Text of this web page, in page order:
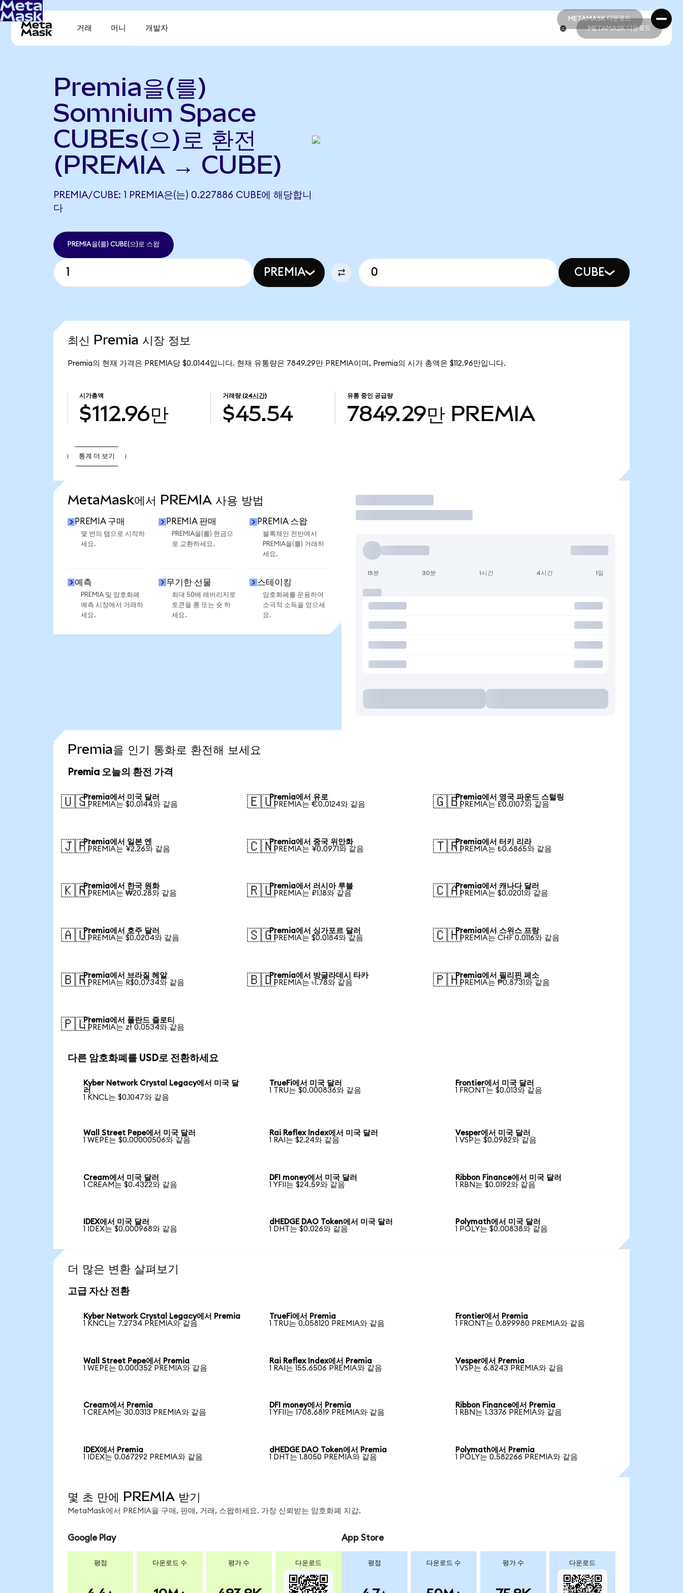
METAMASK 다운로드
METAMASK 다운로드
거래 머니 개발자 METAMASK 다운로드
Premia을(를)
Somnium Space
CUBEs(으)로 환전
(PREMIA → CUBE)
PREMIA/CUBE: 1 PREMIA은(는) 0.227886 CUBE에 해당합니
다
PREMIA을(를) CUBE(으)로 스왑
PREMIA CUBE
최신 Premia 시장 정보
Premia의 현재 가격은 PREMIA당 $0.0144입니다. 현재 유통량은 7849.29만 PREMIA이며, Premia의 시가 총액은 $112.96만입니다.
시가총액
$112.96만
거래량 (24시간)
$45.54
유통 중인 공급량
7849.29만 PREMIA
통계 더 보기
MetaMask에서 PREMIA 사용 방법
PREMIA 구매
몇 번의 탭으로 시작하
세요.
PREMIA 판매
PREMIA을(를) 현금으
로 교환하세요.
PREMIA 스왑
블록체인 전반에서
PREMIA을(를) 거래하
세요.
예측
PREMIA 및 암호화폐
예측 시장에서 거래하
세요.
무기한 선물
최대 50배 레버리지로
토큰을 롱 또는 숏 하
세요.
스테이킹
암호화폐를 운용하여
소극적 소득을 얻으세
요.
거래
15분 30분 1시간 4시간 1일
Premia을 인기 통화로 환전해 보세요
Premia 오늘의 환전 가격
🇺🇸Premia에서 미국 달러
1 PREMIA는 $0.0144와 같음
🇪🇺Premia에서 유로
1 PREMIA는 €0.0124와 같음
🇬🇧Premia에서 영국 파운드 스털링
1 PREMIA는 £0.0107와 같음
🇯🇵Premia에서 일본 엔
1 PREMIA는 ¥2.26와 같음
🇨🇳Premia에서 중국 위안화
1 PREMIA는 ¥0.0971와 같음
🇹🇷Premia에서 터키 리라
1 PREMIA는 ₺0.6865와 같음
🇰🇷Premia에서 한국 원화
1 PREMIA는 ₩20.28와 같음
🇷🇺Premia에서 러시아 루블
1 PREMIA는 ₽1.18와 같음
🇨🇦Premia에서 캐나다 달러
1 PREMIA는 $0.0201와 같음
🇦🇺Premia에서 호주 달러
1 PREMIA는 $0.0204와 같음
🇸🇬Premia에서 싱가포르 달러
1 PREMIA는 $0.0184와 같음
🇨🇭Premia에서 스위스 프랑
1 PREMIA는 CHF 0.0116와 같음
🇧🇷Premia에서 브라질 헤알
1 PREMIA는 R$0.0734와 같음
🇧🇩Premia에서 방글라데시 타카
1 PREMIA는 ৳1.78와 같음
🇵🇭Premia에서 필리핀 페소
1 PREMIA는 ₱0.8731와 같음
🇵🇱Premia에서 폴란드 즐로티
1 PREMIA는 zł 0.0534와 같음
다른 암호화폐를 USD로 전환하세요
Kyber Network Crystal Legacy에서 미국 달
러
1 KNCL는 $0.1047와 같음
TrueFi에서 미국 달러
1 TRU는 $0.000836와 같음
Frontier에서 미국 달러
1 FRONT는 $0.013와 같음
Wall Street Pepe에서 미국 달러
1 WEPE는 $0.00000506와 같음
Rai Reflex Index에서 미국 달러
1 RAI는 $2.24와 같음
Vesper에서 미국 달러
1 VSP는 $0.0982와 같음
Cream에서 미국 달러
1 CREAM는 $0.4322와 같음
DFI money에서 미국 달러
1 YFII는 $24.59와 같음
Ribbon Finance에서 미국 달러
1 RBN는 $0.0192와 같음
IDEX에서 미국 달러
1 IDEX는 $0.000968와 같음
dHEDGE DAO Token에서 미국 달러
1 DHT는 $0.026와 같음
Polymath에서 미국 달러
1 POLY는 $0.00838와 같음
더 많은 변환 살펴보기
고급 자산 전환
Kyber Network Crystal Legacy에서 Premia
1 KNCL는 7.2734 PREMIA와 같음
TrueFi에서 Premia
1 TRU는 0.058120 PREMIA와 같음
Frontier에서 Premia
1 FRONT는 0.899980 PREMIA와 같음
Wall Street Pepe에서 Premia
1 WEPE는 0.000352 PREMIA와 같음
Rai Reflex Index에서 Premia
1 RAI는 155.6506 PREMIA와 같음
Vesper에서 Premia
1 VSP는 6.8243 PREMIA와 같음
Cream에서 Premia
1 CREAM는 30.0313 PREMIA와 같음
DFI money에서 Premia
1 YFII는 1708.6819 PREMIA와 같음
Ribbon Finance에서 Premia
1 RBN는 1.3376 PREMIA와 같음
IDEX에서 Premia
1 IDEX는 0.067292 PREMIA와 같음
dHEDGE DAO Token에서 Premia
1 DHT는 1.8050 PREMIA와 같음
Polymath에서 Premia
1 POLY는 0.582266 PREMIA와 같음
몇 초 만에 PREMIA 받기
MetaMask에서 PREMIA을 구매, 판매, 거래, 스왑하세요. 가장 신뢰받는 암호화폐 지갑.
Google Play
평점 다운로드 수 평가 수 다운로드
App Store
평점 다운로드 수 평가 수 다운로드